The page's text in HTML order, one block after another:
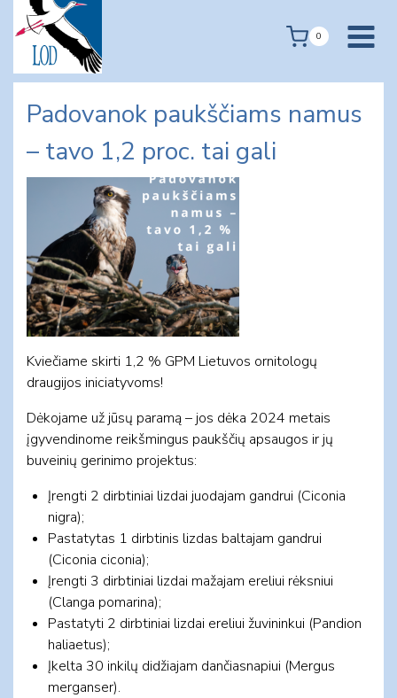
content
0
Padovanok paukščiams namus
– tavo 1,2 proc. tai gali
Kviečiame skirti 1,2 % GPM Lietuvos ornitologų
draugijos iniciatyvoms!
Dėkojame už jūsų paramą – jos dėka 2024 metais
įgyvendinome reikšmingus paukščių apsaugos ir jų
buveinių gerinimo projektus:
Įrengti 2 dirbtiniai lizdai juodajam gandrui (Ciconia
nigra);
Pastatytas 1 dirbtinis lizdas baltajam gandrui
(Ciconia ciconia);
Įrengti 3 dirbtiniai lizdai mažajam ereliui rėksniui
(Clanga pomarina);
Pastatyti 2 dirbtiniai lizdai ereliui žuvininkui (Pandion
haliaetus);
Įkelta 30 inkilų didžiajam dančiasnapiui (Mergus
merganser).